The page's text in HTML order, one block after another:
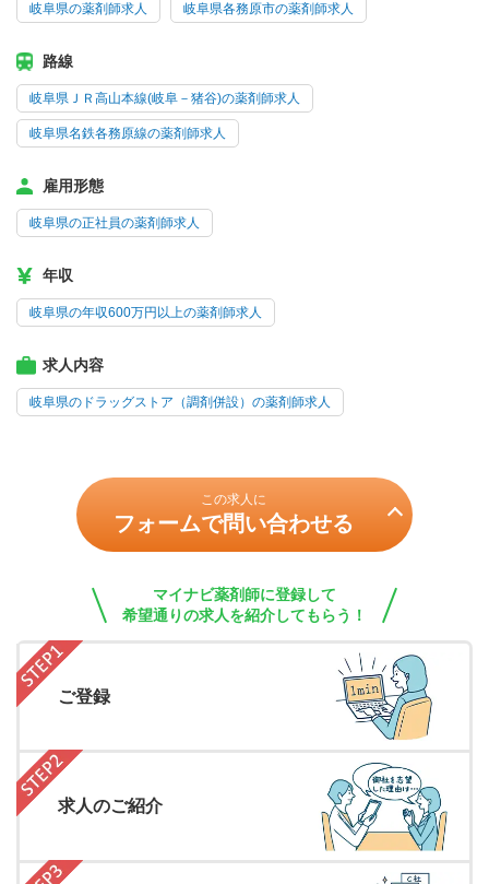
岐阜県の薬剤師求人 岐阜県各務原市の薬剤師求人
路線
岐阜県ＪＲ高山本線(岐阜－猪谷)の薬剤師求人
岐阜県名鉄各務原線の薬剤師求人
雇用形態
岐阜県の正社員の薬剤師求人
年収
岐阜県の年収600万円以上の薬剤師求人
求人内容
岐阜県のドラッグストア（調剤併設）の薬剤師求人
この求人に
フォームで問い合わせる
マイナビ薬剤師に登録して
希望通りの求人を紹介してもらう！
ご登録
求人のご紹介